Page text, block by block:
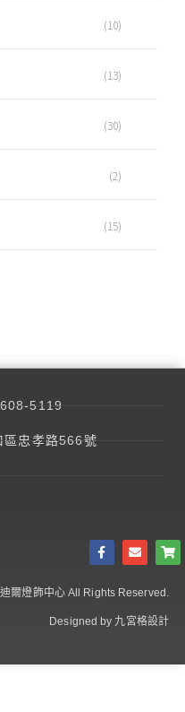
(10)
(13)
(30)
(2)
(15)
5119
區忠孝路566號
爾燈飾中心 All Rights Reserved.
Designed by 九宮格設計